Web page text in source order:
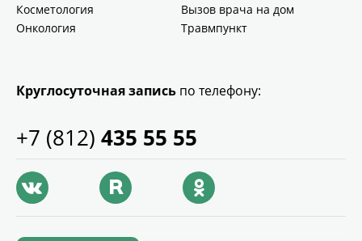
Косметология
Вызов врача на дом
Онкология
Травмпункт
Круглосуточная запись по телефону:
+7 (812) 435 55 55